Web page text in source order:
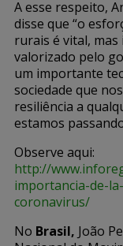
A esse respeito,
disse que “o
rurais é vital,
valorizado pelo
um importante
sociedade que
resiliência a
estamos
Observe aqui:
http://
importancia-de-
coronavirus/
No Brasil, João